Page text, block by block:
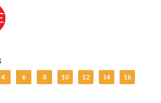
4 6 8 10 12 14 16